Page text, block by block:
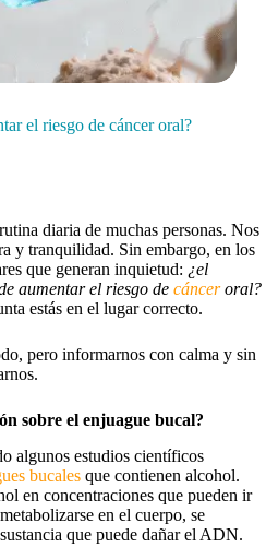
el riesgo de cáncer oral?
diaria de muchas personas. Nos
y tranquilidad. Sin embargo, en los
que generan inquietud: ¿el
aumentar el riesgo de cánceroral?
estás en el lugar correcto.
pero informarnos con calma y sin
sobre el enjuague bucal?
algunos estudios científicos
bucales que contienen alcohol.
en concentraciones que pueden ir
en el cuerpo, se
que puede dañar el ADN.